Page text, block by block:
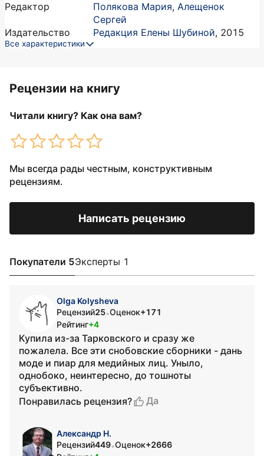
Редактор
Полякова Мария, Алещенок
Сергей
Издательство
Редакция Елены Шубиной, 2015
Все характеристики
Рецензии на книгу
Читали книгу? Как она вам?
Мы всегда рады честным, конструктивным
рецензиям.
Написать рецензию
Покупатели 5Эксперты 1
Olga Kolysheva
Рецензий25•Оценок+171
Рейтинг+4
Купила из-за Тарковского и сразу же
пожалела. Все эти снобовские сборники - дань
моде и пиар для медийных лиц. Уныло,
однобоко, неинтересно, до тошноты
субъективно.
Понравилась рецензия?
Да
Александр Н.
Рецензий449•Оценок+2666